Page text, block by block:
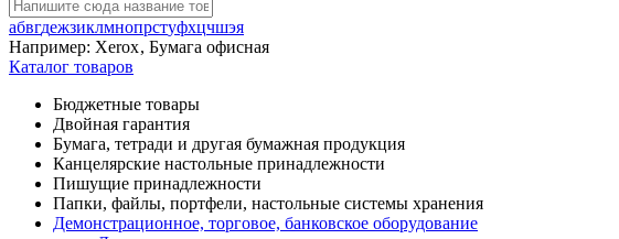
абвгдежзиклмнопрстуфхцчшэя
Например: Xerox, Бумага офисная
Каталог товаров
Бюджетные товары
Двойная гарантия
Бумага, тетради и другая бумажная продукция
Канцелярские настольные принадлежности
Пишущие принадлежности
Папки, файлы, портфели, настольные системы хранения
Демонстрационное, торговое, банковское оборудование